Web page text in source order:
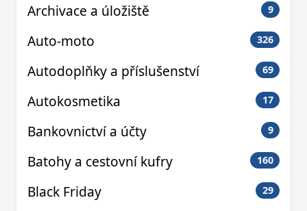
Archivace a úložiště 9
Auto-moto 326
Autodoplňky a příslušenství 69
Autokosmetika 17
Bankovnictví a účty 9
Batohy a cestovní kufry 160
Black Friday 29